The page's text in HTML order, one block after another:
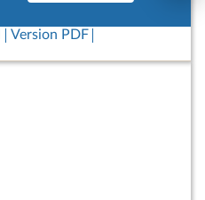
Version PDF